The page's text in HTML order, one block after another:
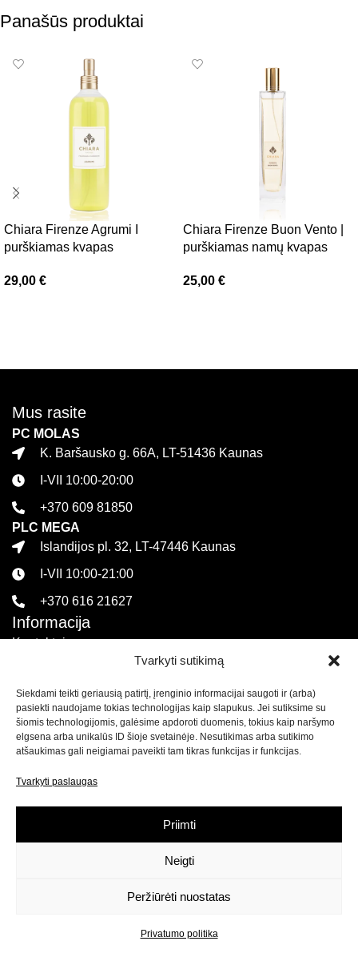
Tvarkyti sutikimą
Siekdami teikti geriausią patirtį, įrenginio informacijai saugoti ir (arba)
pasiekti naudojame tokias technologijas kaip slapukus. Jei sutiksime su
šiomis technologijomis, galėsime apdoroti duomenis, tokius kaip naršymo
elgsena arba unikalūs ID šioje svetainėje. Nesutikimas arba sutikimo
atšaukimas gali neigiamai paveikti tam tikras funkcijas ir funkcijas.
Tvarkyti paslaugas
Priimti
Neigti
Peržiūrėti nuostatas
Privatumo politika
Panašūs produktai
Chiara Firenze Agrumi I
purškiamas kvapas
29,00 €
Chiara Firenze Buon Vento |
purškiamas namų kvapas
25,00 €
Mus rasite
PC MOLAS
K. Baršausko g. 66A, LT-51436 Kaunas
I-VII 10:00-20:00
+370 609 81850
PLC MEGA
Islandijos pl. 32, LT-47446 Kaunas
I-VII 10:00-21:00
+370 616 21627
Informacija
Kontaktai
Pirkimo sąlygos ir taisyklės
Privatumo politika
Sekite mus
savo pirmam apsipirkimui mūsų el. parduotuvėje!